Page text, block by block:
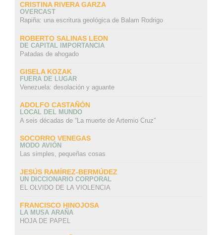
CRISTINA RIVERA GARZA
OVERCAST
Rapiña: una escritura geológica de Balam Rodrigo
ROBERTO SALINAS LEON
DE CAPITAL IMPORTANCIA
Patadas de ahogado
GISELA KOZAK
FUERA DE LUGAR
Venezuela: desolación y aguante
ADOLFO CASTAÑÓN
LOCAL DEL MUNDO
A seis décadas de “La muerte de Artemio Cruz”
SOCORRO VENEGAS
MODO AVIÓN
Las simples, pequeñas cosas
JESÚS RAMÍREZ-BERMÚDEZ
UN DICCIONARIO CORPORAL
EL OLVIDO DE LA VIOLENCIA
FRANCISCO HINOJOSA
LA MUSA ARAÑA
HOJA DE PAPEL